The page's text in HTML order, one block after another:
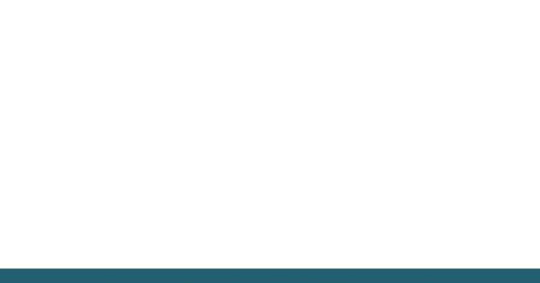
Gidiyor